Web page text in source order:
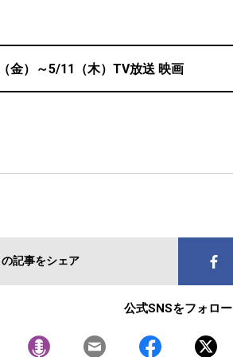
金）～5/11（木）TV放送 映画
記事をシェア
公式SNSをフォロー